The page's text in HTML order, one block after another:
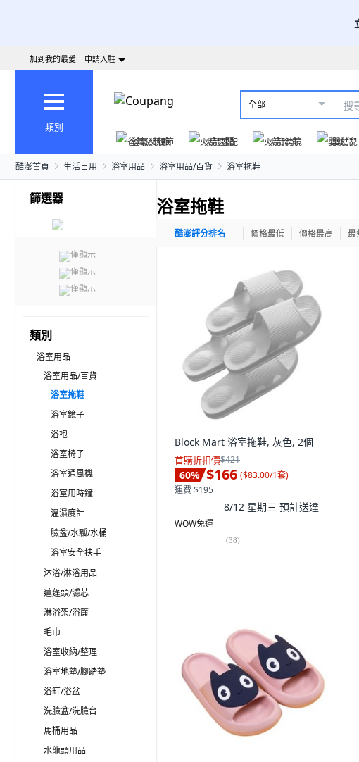
加到我的最愛 申請入駐
類別
全部
爸氣父親節
火箭速配 火箭跨境 嬰幼兒
酷澎首頁 生活日用 浴室用品 浴室用品/百貨 浴室拖鞋
篩選器
僅顯示
僅顯示
僅顯示
類別
浴室用品
浴室用品/百貨
浴室拖鞋
浴室鏡子
浴袍
浴室椅子
浴室通風機
浴室用時鐘
溫濕度計
臉盆/水瓢/水桶
浴室安全扶手
沐浴/淋浴用品
蓮蓬頭/濾芯
淋浴架/浴簾
毛巾
浴室收納/整理
浴室地墊/腳踏墊
浴缸/浴盆
洗臉盆/洗臉台
馬桶用品
水龍頭用品
浴室拖鞋
酷澎評分排名 價格最低 價格最高 最
Block Mart 浴室拖鞋, 灰色, 2個
首購折扣價$421
60% $166 ($83.00/1套)
運費 $195
8/12 星期三 預計送達
WOW免運
(38)